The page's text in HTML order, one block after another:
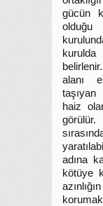
gücün
olduğu
alanı
haiz
adına
kötüye